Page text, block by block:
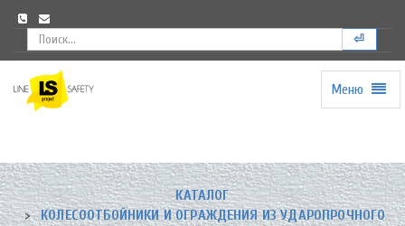
⏎
to
homepage
Меню
КАТАЛОГ
КОЛЕСООТБОЙНИКИ И ОГРАЖДЕНИЯ ИЗ УДАРОПРОЧНОГО